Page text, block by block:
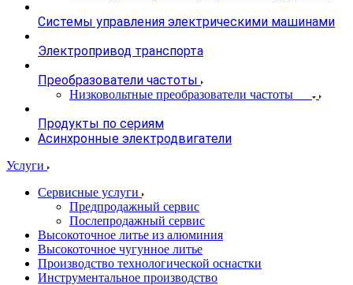
Системы управления электрическими машинами
Электропривод транспорта
Преобразователи частоты
Низковольтные преобразователи частоты
Продукты по сериям
Асинхронные электродвигатели
Услуги
Сервисные услуги
Предпродажный сервис
Послепродажный сервис
Высокоточное литье из алюминия
Высокоточное чугунное литье
Производство технологической оснастки
Инструментальное производство